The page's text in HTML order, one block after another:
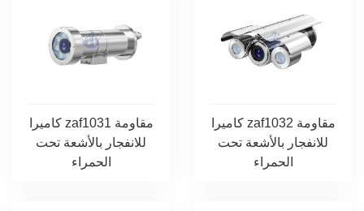
كاميرا zaf1031 مقاومة
للانفجار بالأشعة تحت
الحمراء
كاميرا zaf1032 مقاومة
للانفجار بالأشعة تحت
الحمراء